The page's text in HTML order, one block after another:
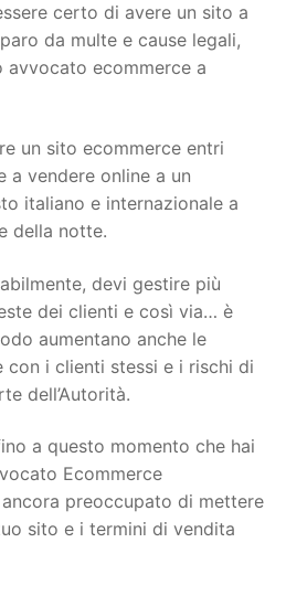
certo di avere un sito a
da multe e cause legali,
ecommerce a
un sito ecommerce entri
a vendere online a un
italiano e internazionale a
della notte.
devi gestire più
dei clienti e così via… è
aumentano anche le
con i clienti stessi e i rischi di
dell’Autorità.
a questo momento che hai
Ecommerce
ancora preoccupato di mettere
sito e i termini di vendita